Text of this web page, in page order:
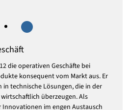
die operativen Geschäfte bei
konsequent vom Markt aus. Er
technische Lösungen, die in der
überzeugen. Als
im engen Austausch